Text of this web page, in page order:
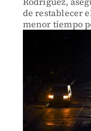
de restablecer
menor tiempo